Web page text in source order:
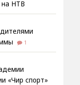
на НТВ
1
«Чир спорт»